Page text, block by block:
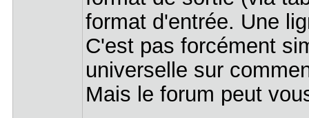
format d'entrée. Une
C'est pas forcément
universelle sur
Mais le forum peut